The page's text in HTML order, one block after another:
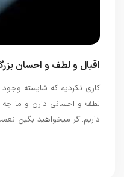
اقبال و لطف و احسان
کاری نکردیم که شایسته وجود
لطف و احسانی دارن و ما چه
داریم.اگر میخواهید بگین